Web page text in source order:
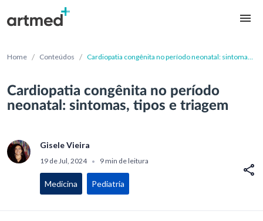
Home / Conteúdos / Cardiopatia congênita no período neonatal: sintomas,
Cardiopatia congênita no período
neonatal: sintomas, tipos e triagem
Gisele Vieira
19 de Jul, 2024 • 9 min de leitura
Medicina Pediatria